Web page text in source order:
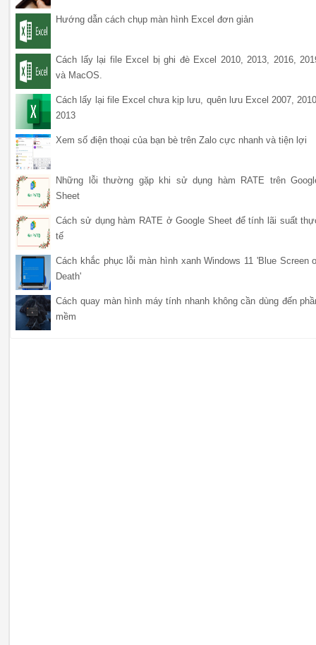
Hướng dẫn cách chụp màn hình Excel đơn giản
Cách lấy lại file Excel bị ghi đè Excel 2010, 2013, 2016,
và MacOS.
Cách lấy lại file Excel chưa kịp lưu, quên lưu Excel 2007,
2013
Xem số điện thoại của bạn bè trên Zalo cực nhanh và tiện lợi
Những lỗi thường gặp khi sử dụng hàm RATE trên
Sheet
Cách sử dụng hàm RATE ở Google Sheet để tính lãi suất
tế
Cách khắc phục lỗi màn hình xanh Windows 11 'Blue Screen
Death'
Cách quay màn hình máy tính nhanh không cần dùng đến
mềm